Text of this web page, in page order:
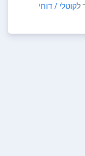
לקוטלי / דוחי